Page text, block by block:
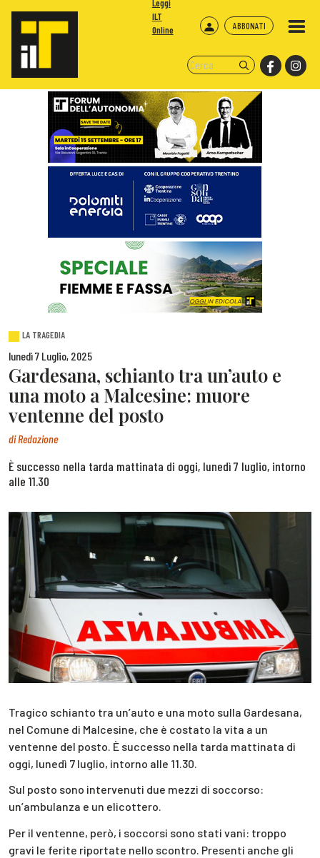
ABBONATI
Leggi
ILT
Online
LA TRAGEDIA
lunedì 7 Luglio, 2025
Gardesana, schianto tra un’auto e
una moto a Malcesine: muore
ventenne del posto
diRedazione
È successo nella tarda mattinata di oggi, lunedì 7 luglio, intorno
alle 11.30
Tragico schianto tra un’auto e una moto sulla Gardesana,
nel Comune di Malcesine, che è costato la vita a un
ventenne del posto. È successo nella tarda mattinata di
oggi, lunedì 7 luglio, intorno alle 11.30.
Sul posto sono intervenuti due mezzi di soccorso:
un’ambulanza e un elicottero.
Per il ventenne, però, i soccorsi sono stati vani: troppo
gravi le ferite riportate nello scontro. Presenti anche gli